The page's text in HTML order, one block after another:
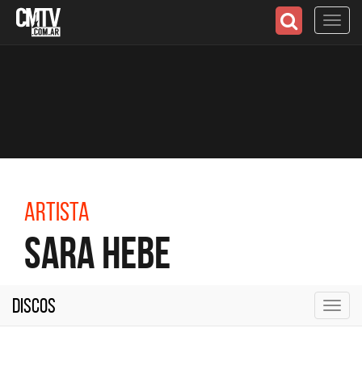
Artista
Sara Hebe
Discos